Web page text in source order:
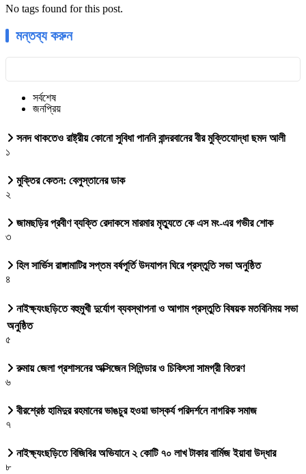
No tags found for this post.
মন্তব্য করুন
সর্বশেষ
জনপ্রিয়
সনদ থাকতেও রাষ্ট্রীয় কোনো সুবিধা পাননি বান্দরবানের বীর মুক্তিযোদ্ধা ছমদ আলী
১
মুক্তির কেতন: বেলুস্তানের ডাক
২
জামছড়ির প্রবীণ ব্যক্তি রেদাকসে মারমার মৃত্যুতে কে এস মং-এর গভীর শোক
৩
হিল সার্ভিস রাঙ্গামাটির সপ্তম বর্ষপূর্তি উদযাপন ঘিরে প্রস্তুতি সভা অনুষ্ঠিত
৪
নাইক্ষ্যংছড়িতে বহুমুখী দুর্যোগ ব্যবস্থাপনা ও আগাম প্রস্তুতি বিষয়ক মতবিনিময় সভা
অনুষ্ঠিত
৫
রুমায় জেলা প্রশাসনের অক্সিজেন সিলিন্ডার ও চিকিৎসা সামগ্রী বিতরণ
৬
বীরশ্রেষ্ঠ হামিদুর রহমানের ভাঙচুর হওয়া ভাস্কর্য পরিদর্শনে নাগরিক সমাজ
৭
নাইক্ষ্যংছড়িতে বিজিবির অভিযানে ২ কোটি ৭০ লাখ টাকার বার্মিজ ইয়াবা উদ্ধার
৮